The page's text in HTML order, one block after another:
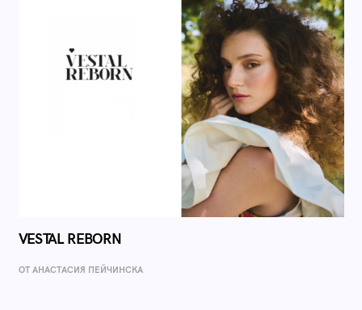
VESTAL REBORN
ОТ AНАСТАСИЯ ПЕЙЧИНСКА